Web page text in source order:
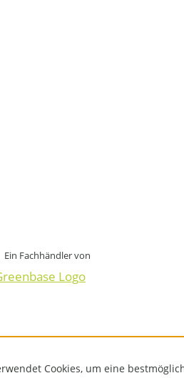
Ein Fachhändler von
Cookies, um eine